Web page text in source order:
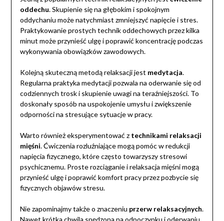
oddechu. Skupienie się na głębokim i spokojnym
oddychaniu może natychmiast zmniejszyć napięcie i stres.
Praktykowanie prostych technik oddechowych przez kilka
minut może przynieść ulgę i poprawić koncentrację podczas
wykonywania obowiązków zawodowych.
Kolejną skuteczną metodą relaksacji jest medytacja.
Regularna praktyka medytacji pozwala na oderwanie się od
codziennych trosk i skupienie uwagi na teraźniejszości. To
doskonały sposób na uspokojenie umysłu i zwiększenie
odporności na stresujące sytuacje w pracy.
Warto również eksperymentować z technikami relaksacji
mięśni. Ćwiczenia rozluźniające mogą pomóc w redukcji
napięcia fizycznego, które często towarzyszy stresowi
psychicznemu. Proste rozciąganie i relaksacja mięśni mogą
przynieść ulgę i poprawić komfort pracy przez pozbycie się
fizycznych objawów stresu.
Nie zapominajmy także o znaczeniu przerw relaksacyjnych.
Nawet krótka chwila spędzona na odpoczynku i oderwaniu